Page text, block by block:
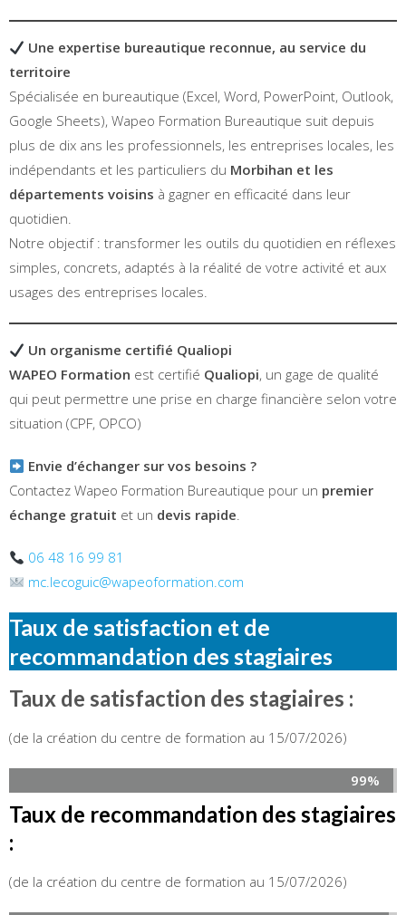
Une expertise bureautique reconnue, au service du
territoire
Spécialisée en bureautique (Excel, Word, PowerPoint, Outlook,
Google Sheets), Wapeo Formation Bureautique suit depuis
plus de dix ans les professionnels, les entreprises locales, les
indépendants et les particuliers du Morbihan et les
départements voisins à gagner en efficacité dans leur
quotidien.
Notre objectif : transformer les outils du quotidien en réflexes
simples, concrets, adaptés à la réalité de votre activité et aux
usages des entreprises locales.
Un organisme certifié Qualiopi
WAPEO Formation est certifié Qualiopi, un gage de qualité
qui peut permettre une prise en charge financière selon votre
situation (CPF, OPCO)
Envie d’échanger sur vos besoins ?
Contactez Wapeo Formation Bureautique pour un premier
échange gratuit et un devis rapide.
06 48 16 99 81
mc.lecoguic@wapeoformation.com
Taux de satisfaction et de
recommandation des stagiaires
Taux de satisfaction des stagiaires :
(de la création du centre de formation au 15/07/2026)
99%
Taux de recommandation des stagiaires
:
(de la création du centre de formation au 15/07/2026)